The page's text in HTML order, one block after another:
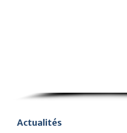
Actualités